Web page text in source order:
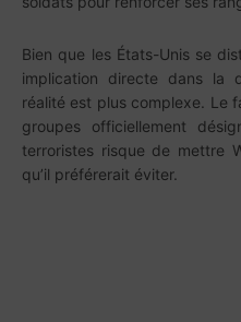
Bien que les États-Unis se
implication directe dans la
réalité est plus complexe. Le
groupes officiellement
terroristes risque de mettre
qu’il préférerait éviter.